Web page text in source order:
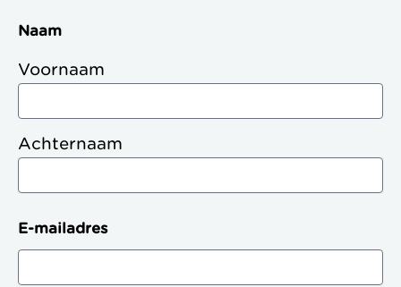
Naam
Voornaam
Achternaam
E-mailadres